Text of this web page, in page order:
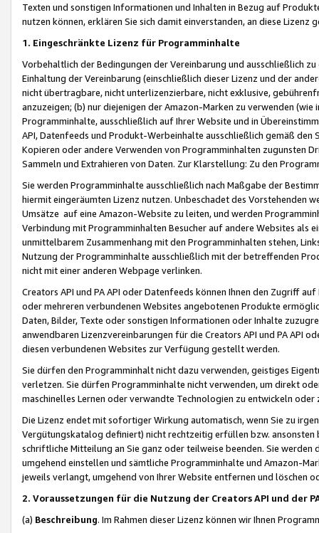
Texten und sonstigen Informationen und Inhalten in Bezug auf
nutzen können, erklären Sie sich damit einverstanden, an diese Lizenz
1. Eingeschränkte Lizenz für Programminhalte
Vorbehaltlich der Bedingungen der Vereinbarung und ausschließlich
Einhaltung der Vereinbarung (einschließlich dieser Lizenz und der
nicht übertragbare, nicht unterlizenzierbare, nicht exklusive,
anzuzeigen; (b) nur diejenigen der Amazon-Marken zu verwenden
Programminhalte, ausschließlich auf Ihrer Website und in
API, Datenfeeds und Produkt-Werbeinhalte ausschließlich gemäß
Kopieren oder andere Verwenden von Programminhalten zugunsten
Sammeln und Extrahieren von Daten. Zur Klarstellung: Zu den
Sie werden Programminhalte ausschließlich nach Maßgabe der
hiermit eingeräumten Lizenz nutzen. Unbeschadet des Vorstehenden
Umsätze auf eine Amazon-Website zu leiten, und werden
Verbindung mit Programminhalten Besucher auf andere Websites als
unmittelbarem Zusammenhang mit den Programminhalten stehen,
Nutzung der Programminhalte ausschließlich mit der betreffenden
nicht mit einer anderen Webpage verlinken.
Creators API und PA API oder Datenfeeds können Ihnen den Zugriff
oder mehreren verbundenen Websites angebotenen Produkte
Daten, Bilder, Texte oder sonstigen Informationen oder Inhalte
anwendbaren Lizenzvereinbarungen für die Creators API und PA API
diesen verbundenen Websites zur Verfügung gestellt werden.
Sie dürfen den Programminhalt nicht dazu verwenden, geistiges
verletzen. Sie dürfen Programminhalte nicht verwenden, um direkt
maschinelles Lernen oder verwandte Technologien zu entwickeln
Die Lizenz endet mit sofortiger Wirkung automatisch, wenn Sie zu
Vergütungskatalog definiert) nicht rechtzeitig erfüllen bzw. ansonsten
schriftliche Mitteilung an Sie ganz oder teilweise beenden. Sie werden
umgehend einstellen und sämtliche Programminhalte und Amazon-
jeweils verlangt, umgehend von Ihrer Website entfernen und löschen
2. Voraussetzungen für die Nutzung der Creators API und der
(a) Beschreibung. Im Rahmen dieser Lizenz können wir Ihnen